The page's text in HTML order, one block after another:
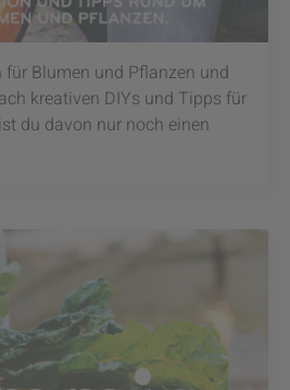
Blumen und Pflanzen und
kreativen DIYs und Tipps für
du davon nur noch einen